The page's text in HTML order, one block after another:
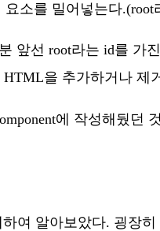
소를 밀어넣는다
앞선 root라는 id를 가
을 추가하거나 제
에 작성해뒀던
여 알아보았다. 굉장